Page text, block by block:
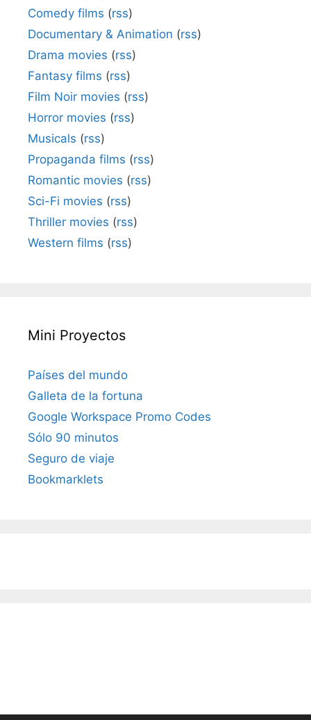
Comedy films (rss)
Documentary & Animation (rss)
Drama movies (rss)
Fantasy films (rss)
Film Noir movies (rss)
Horror movies (rss)
Musicals (rss)
Propaganda films (rss)
Romantic movies (rss)
Sci-Fi movies (rss)
Thriller movies (rss)
Western films (rss)
Mini Proyectos
Países del mundo
Galleta de la fortuna
Google Workspace Promo Codes
Sólo 90 minutos
Seguro de viaje
Bookmarklets